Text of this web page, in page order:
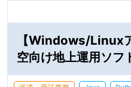
【Windows/Linux
空向け地上運用ソフ